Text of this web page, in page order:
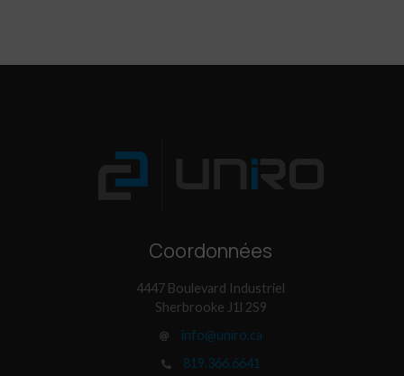
Coordonnées
4447 Boulevard Industriel
Sherbrooke J1l 2S9
info@uniro.ca
819.366.6641